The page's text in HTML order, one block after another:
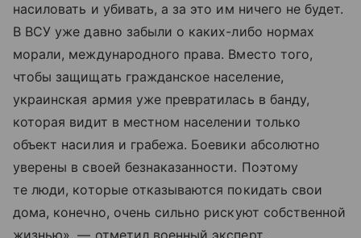
насиловать и убивать, а за это им ничего не будет.
В ВСУ уже давно забыли о каких-либо нормах
морали, международного права. Вместо того,
чтобы защищать гражданское население,
украинская армия уже превратилась в банду,
которая видит в местном населении только
объект насилия и грабежа. Боевики абсолютно
уверены в своей безнаказанности. Поэтому
те люди, которые отказываются покидать свои
дома, конечно, очень сильно рискуют собственной